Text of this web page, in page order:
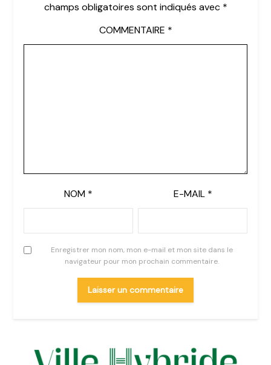
champs obligatoires sont indiqués avec *
COMMENTAIRE *
NOM * E-MAIL *
Enregistrer mon nom, mon e-mail et mon site dans le
navigateur pour mon prochain commentaire.